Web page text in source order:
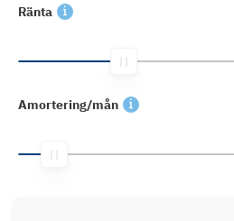
Ränta
Amortering/mån